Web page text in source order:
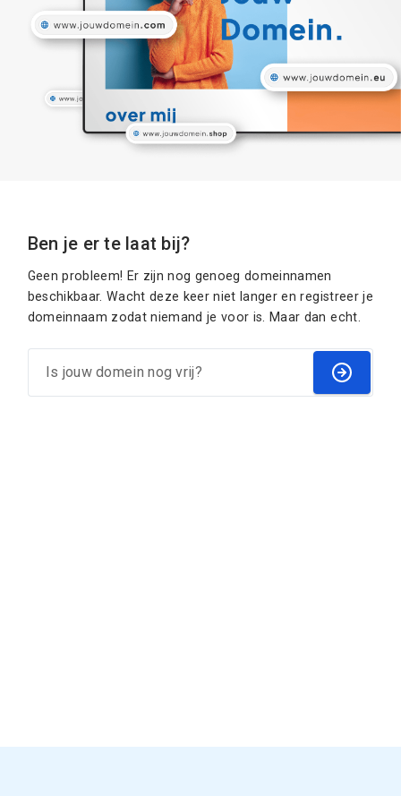
Ben je er te laat bij?
Geen probleem! Er zijn nog genoeg domeinnamen
beschikbaar. Wacht deze keer niet langer en registreer je
domeinnaam zodat niemand je voor is. Maar dan echt.